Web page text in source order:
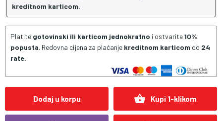
kreditnom karticom.
Platite gotovinski ili karticom jednokratno i ostvarite10%
popusta. Redovna cijena za plaćanje kreditnom karticom do 24
rate.
Dodaj u korpu shopping_basket Kupi 1-klikom